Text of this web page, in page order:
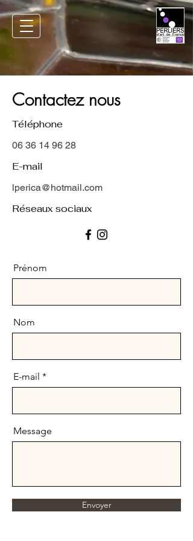
Contactez nous
Téléphone
06 36 14 96 28
E-mail
lperica@hotmail.com
Réseaux sociaux
Prénom
Nom
E-mail
Message
Envoyer